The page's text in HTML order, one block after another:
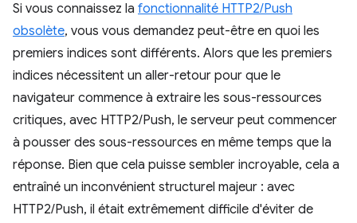
Si vous connaissez la fonctionnalité HTTP2/Push
obsolète, vous vous demandez peut-être en quoi les
premiers indices sont différents. Alors que les premiers
indices nécessitent un aller-retour pour que le
navigateur commence à extraire les sous-ressources
critiques, avec HTTP2/Push, le serveur peut commencer
à pousser des sous-ressources en même temps que la
réponse. Bien que cela puisse sembler incroyable, cela a
entraîné un inconvénient structurel majeur : avec
HTTP2/Push, il était extrêmement difficile d'éviter de